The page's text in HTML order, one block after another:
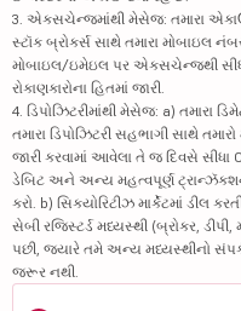
3. એક્સચેન્જમાંથી મેસેજ: તમારા
સ્ટૉક બ્રોકર્સ સાથે તમારા મોબાઇલ
મોબાઇલ/ઇમેઇલ પર એક્સચેન્જથી સીધા
રોકાણકારોના હિતમાં જારી.
4. ડિપોઝિટરીમાંથી મેસેજ: a) તમારા
તમારા ડિપોઝિટરી સહભાગી સાથે
જારી કરવામાં આવેલા તે જ દિવસે સીધા
ડેબિટ અને અન્ય મહત્વપૂર્ણ ટ્રાન્ઝૅક્શન
કરો. b) સિક્યોરિટીઝ માર્કેટમાં
સેબી રજિસ્ટર્ડ મધ્યસ્થી (બ્રોકર,
પછી, જ્યારે તમે અન્ય મધ્યસ્થીનો સંપર્ક
જરૂર નથી.